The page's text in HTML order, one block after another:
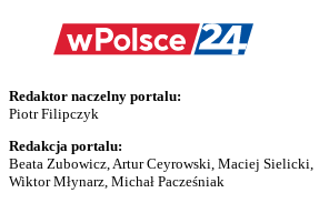
Redaktor naczelny portalu:
Piotr Filipczyk
Redakcja portalu:
Beata Zubowicz, Artur Ceyrowski, Maciej Sielicki,
Wiktor Młynarz, Michał Pacześniak